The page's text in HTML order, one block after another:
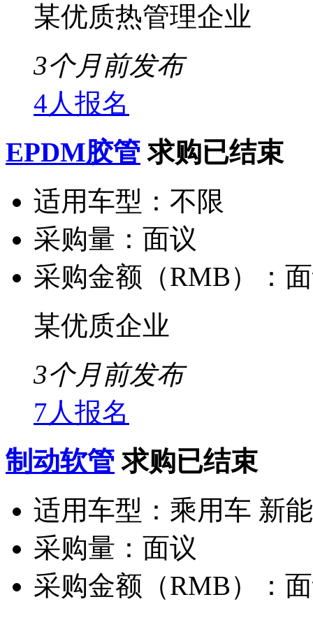
某优质热管理企业
3个月前发布
4人报名
EPDM胶管 求购已结束
适用车型： 不限
采购量： 面议
采购金额（RMB）：
某优质企业
3个月前发布
7人报名
制动软管 求购已结束
适用车型： 乘用车 新
采购量： 面议
采购金额（RMB）：